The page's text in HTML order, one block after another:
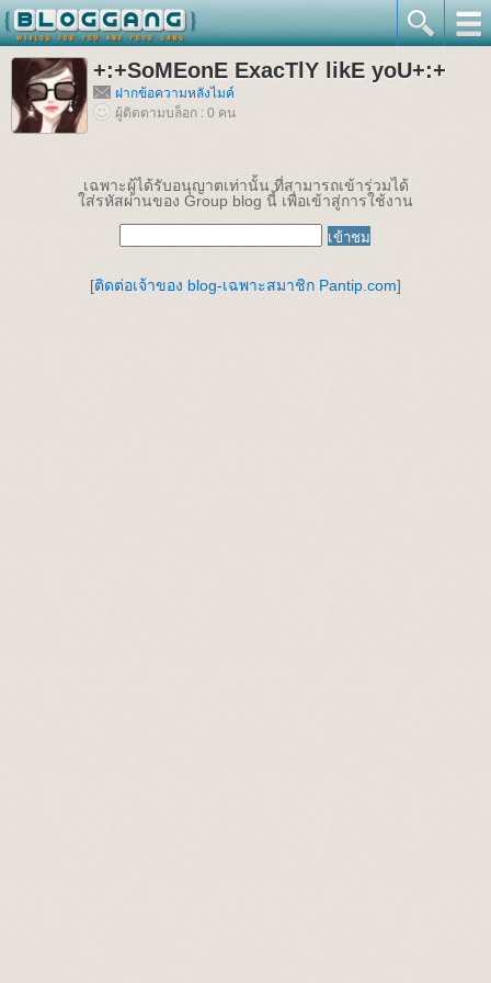
+:+SoMEonE ExacTlY likE yoU+:+
ฝากข้อความหลังไมค์
ผู้ติดตามบล็อก : 0 คน
เฉพาะผู้ได้รับอนุญาตเท่านั้น ที่สามารถเข้าร่วมได้
ใส่รหัสผ่านของ Group blog นี้ เพื่อเข้าสู่การใช้งาน
[ติดต่อเจ้าของ blog-เฉพาะสมาชิก Pantip.com]